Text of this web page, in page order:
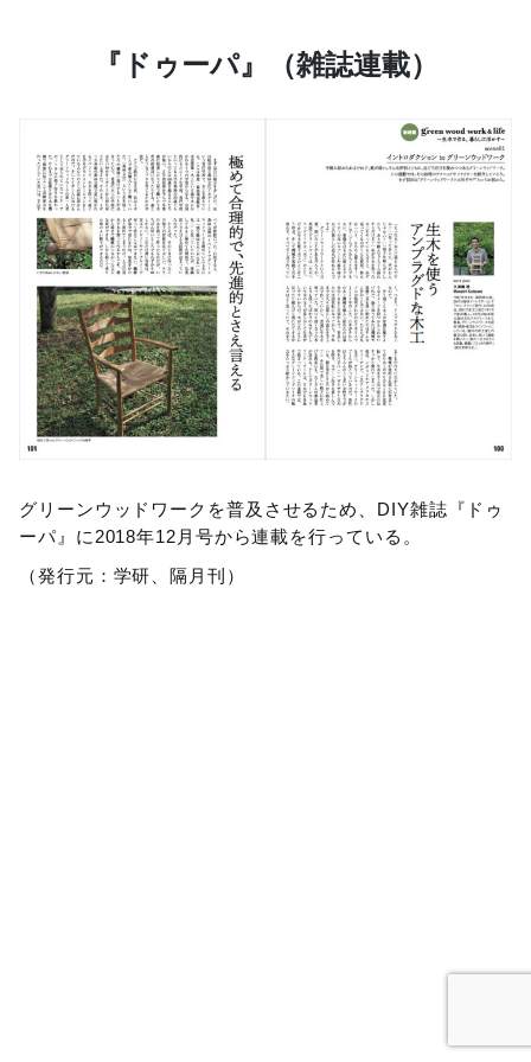
『ドゥーパ』（雑誌連載）
グリーンウッドワークを普及させるため、DIY雑誌『ドゥ
ーパ』に2018年12月号から連載を行っている。
（発行元：学研、隔月刊）